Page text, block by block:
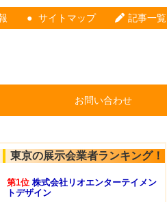
サイトマップ 記事一覧
お問い合わせ
東京の展示会業者ランキング！
第1位 株式会社リオエンターテイメン
トデザイン